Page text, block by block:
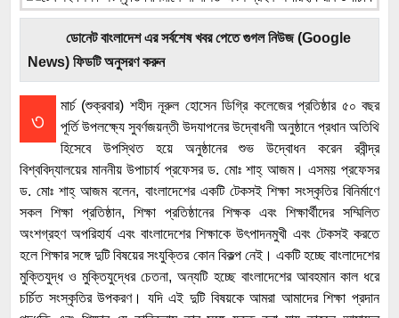
ডোনেট বাংলাদেশ এর সর্বশেষ খবর পেতে গুগল নিউজ (Google
News) ফিডটি অনুসরণ করুন
৩
মার্চ (শুক্রবার) শহীদ নূরুল হোসেন ডিগ্রি কলেজের প্রতিষ্ঠার ৫০ বছর
পূর্তি উপলক্ষ্যে সুবর্ণজয়ন্তী উদযাপনের উদ্বোধনী অনুষ্ঠানে প্রধান অতিথি
হিসেবে উপস্থিত হয়ে অনুষ্ঠানের শুভ উদ্বোধন করেন রবীন্দ্র
বিশ্ববিদ্যালয়ের মাননীয় উপাচার্য প্রফেসর ড. মোঃ শাহ্ আজম। এসময় প্রফেসর
ড. মোঃ শাহ্ আজম বলেন, বাংলাদেশের একটি টেকসই শিক্ষা সংস্কৃতির বিনির্মাণে
সকল শিক্ষা প্রতিষ্ঠান, শিক্ষা প্রতিষ্ঠানের শিক্ষক এবং শিক্ষার্থীদের সম্মিলিত
অংশগ্রহণ অপরিহার্য এবং বাংলাদেশের শিক্ষাকে উৎপাদনমুখী এবং টেকসই করতে
হলে শিক্ষার সঙ্গে দুটি বিষয়ের সংযুক্তির কোন বিকল্প নেই। একটি হচ্ছে বাংলাদেশের
মুক্তিযুদ্ধ ও মুক্তিযুদ্ধের চেতনা, অন্যটি হচ্ছে বাংলাদেশের আবহমান কাল ধরে
চর্চিত সংস্কৃতির উপকরণ। যদি এই দুটি বিষয়কে আমরা আমাদের শিক্ষা প্রদান